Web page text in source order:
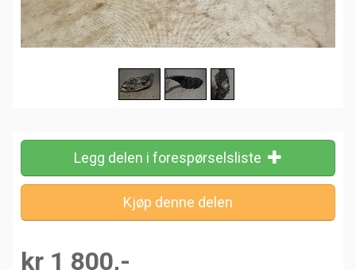
Legg delen i forespørselsliste
kr 1 800,-